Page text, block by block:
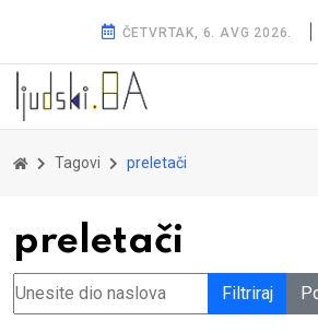
ČETVRTAK, 6. AVG 2026.
Tagovi preletači
preletači
Unesite dio naslova Filtriraj